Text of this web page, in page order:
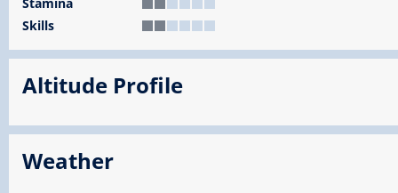
Skills
Altitude Profile
Weather